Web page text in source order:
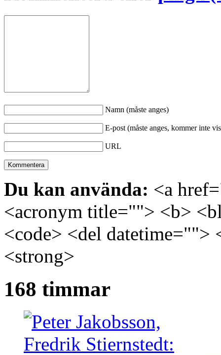
Namn (måste anges)
E-post (måste anges, kommer inte
URL
Du kan använda: <a
<acronym title=""> <b>
<code> <del
<strong>
168 timmar